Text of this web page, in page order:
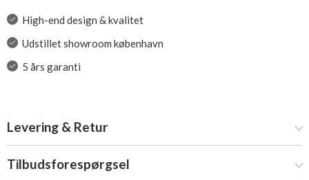
High-end design & kvalitet
Udstillet showroom københavn
5 års garanti
Levering & Retur
Tilbudsforespørgsel